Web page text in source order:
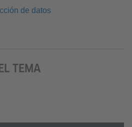
de datos
TEMA